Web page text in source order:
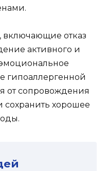
отказ
активного и
гипоаллергенной
от сопровождения
сохранить хорошее